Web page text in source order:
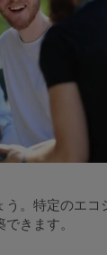
。特定のエコ
きます。